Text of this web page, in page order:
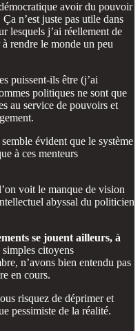
avoir du pouvoir
n’est juste pas utile dans
lesquels j’ai réellement de
rendre le monde un peu
puissent-ils être (j’ai
politiques ne sont que
au service de pouvoirs et
évident que le système
à ces menteurs
voit le manque de vision
abyssal du politicien
se jouent ailleurs, à
simples citoyens
n’avons bien entendu pas
en cours.
risquez de déprimer et
pessimiste de la réalité.